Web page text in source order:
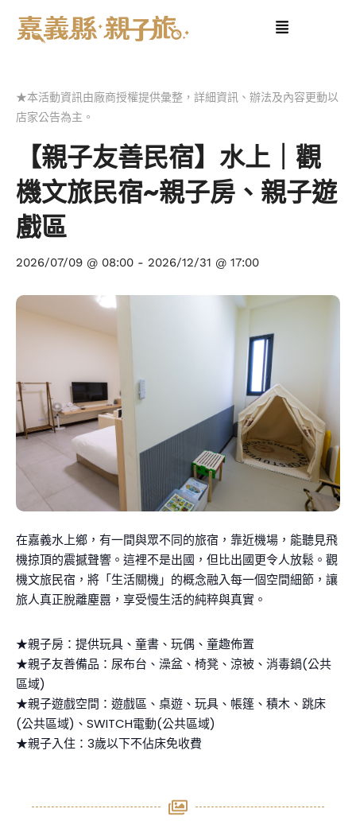
★本活動資訊由廠商授權提供彙整，詳細資訊、辦法及內容更動以
店家公告為主。
【親子友善民宿】水上｜觀
機文旅民宿~親子房、親子遊
戲區
2026/07/09 @ 08:00 - 2026/12/31 @ 17:00
在嘉義水上鄉，有一間與眾不同的旅宿，靠近機場，能聽見飛
機掠頂的震撼聲響。這裡不是出國，但比出國更令人放鬆。觀
機文旅民宿，將「生活關機」的概念融入每一個空間細節，讓
旅人真正脫離塵囂，享受慢生活的純粹與真實。
★親子房：提供玩具、童書、玩偶、童趣佈置
★親子友善備品：尿布台、澡盆、椅凳、涼被、消毒鍋(公共
區域)
★親子遊戲空間：遊戲區、桌遊、玩具、帳篷、積木、跳床
(公共區域)、SWITCH電動(公共區域)
★親子入住：3歲以下不佔床免收費